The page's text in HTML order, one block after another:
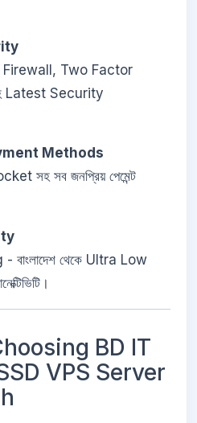
Two Factor
Latest Security
Methods
সহ সব জনপ্রিয় পেমেন্ট
থেকে Ultra Low
BD IT
VPS Server